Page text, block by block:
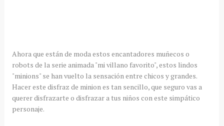
Ahora que están de moda estos encantadores muñecos o
robots de la serie animada "mi villano favorito", estos lindos
"minions" se han vuelto la sensación entre chicos y grandes.
Hacer este disfraz de minion es tan sencillo, que seguro vas a
querer disfrazarte o disfrazar a tus niños con este simpático
personaje.